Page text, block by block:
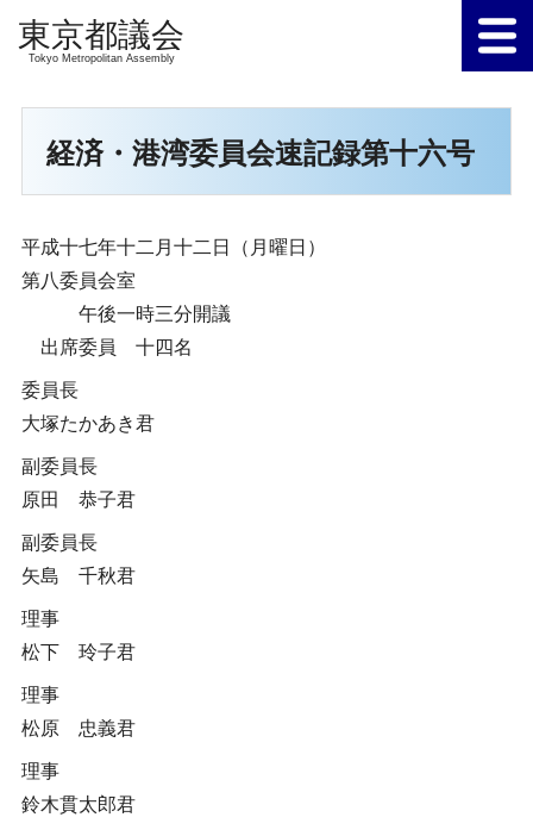
Tokyo Metropolitan Assembly
経済・港湾委員会速記録第十六号
平成十七年十二月十二日（月曜日）
第八委員会室
午後一時三分開議
出席委員 十四名
委員長
大塚たかあき君
副委員長
原田 恭子君
副委員長
矢島 千秋君
理事
松下 玲子君
理事
松原 忠義君
理事
鈴木貫太郎君